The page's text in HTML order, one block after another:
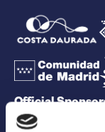
Official